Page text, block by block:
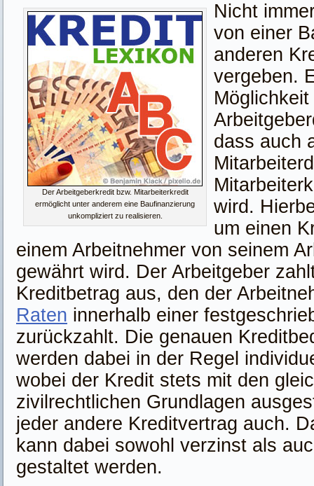
Der Arbeitgeberkredit bzw. Mitarbeiterkredit
ermöglicht unter anderem eine Baufinanzierung
unkompliziert zu realisieren.
Nicht
von einer
anderen
vergeben.
dass auch
wird.
um einen
einem Arbeitnehmer von seinem
gewährt wird. Der Arbeitgeber
Kreditbetrag aus, den der
Raten innerhalb einer
zurückzahlt. Die genauen
werden dabei in der Regel
wobei der Kredit stets mit den
zivilrechtlichen Grundlagen
jeder andere Kreditvertrag auch.
kann dabei sowohl verzinst als
gestaltet werden.